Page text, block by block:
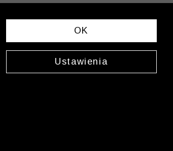
OK
Ustawienia